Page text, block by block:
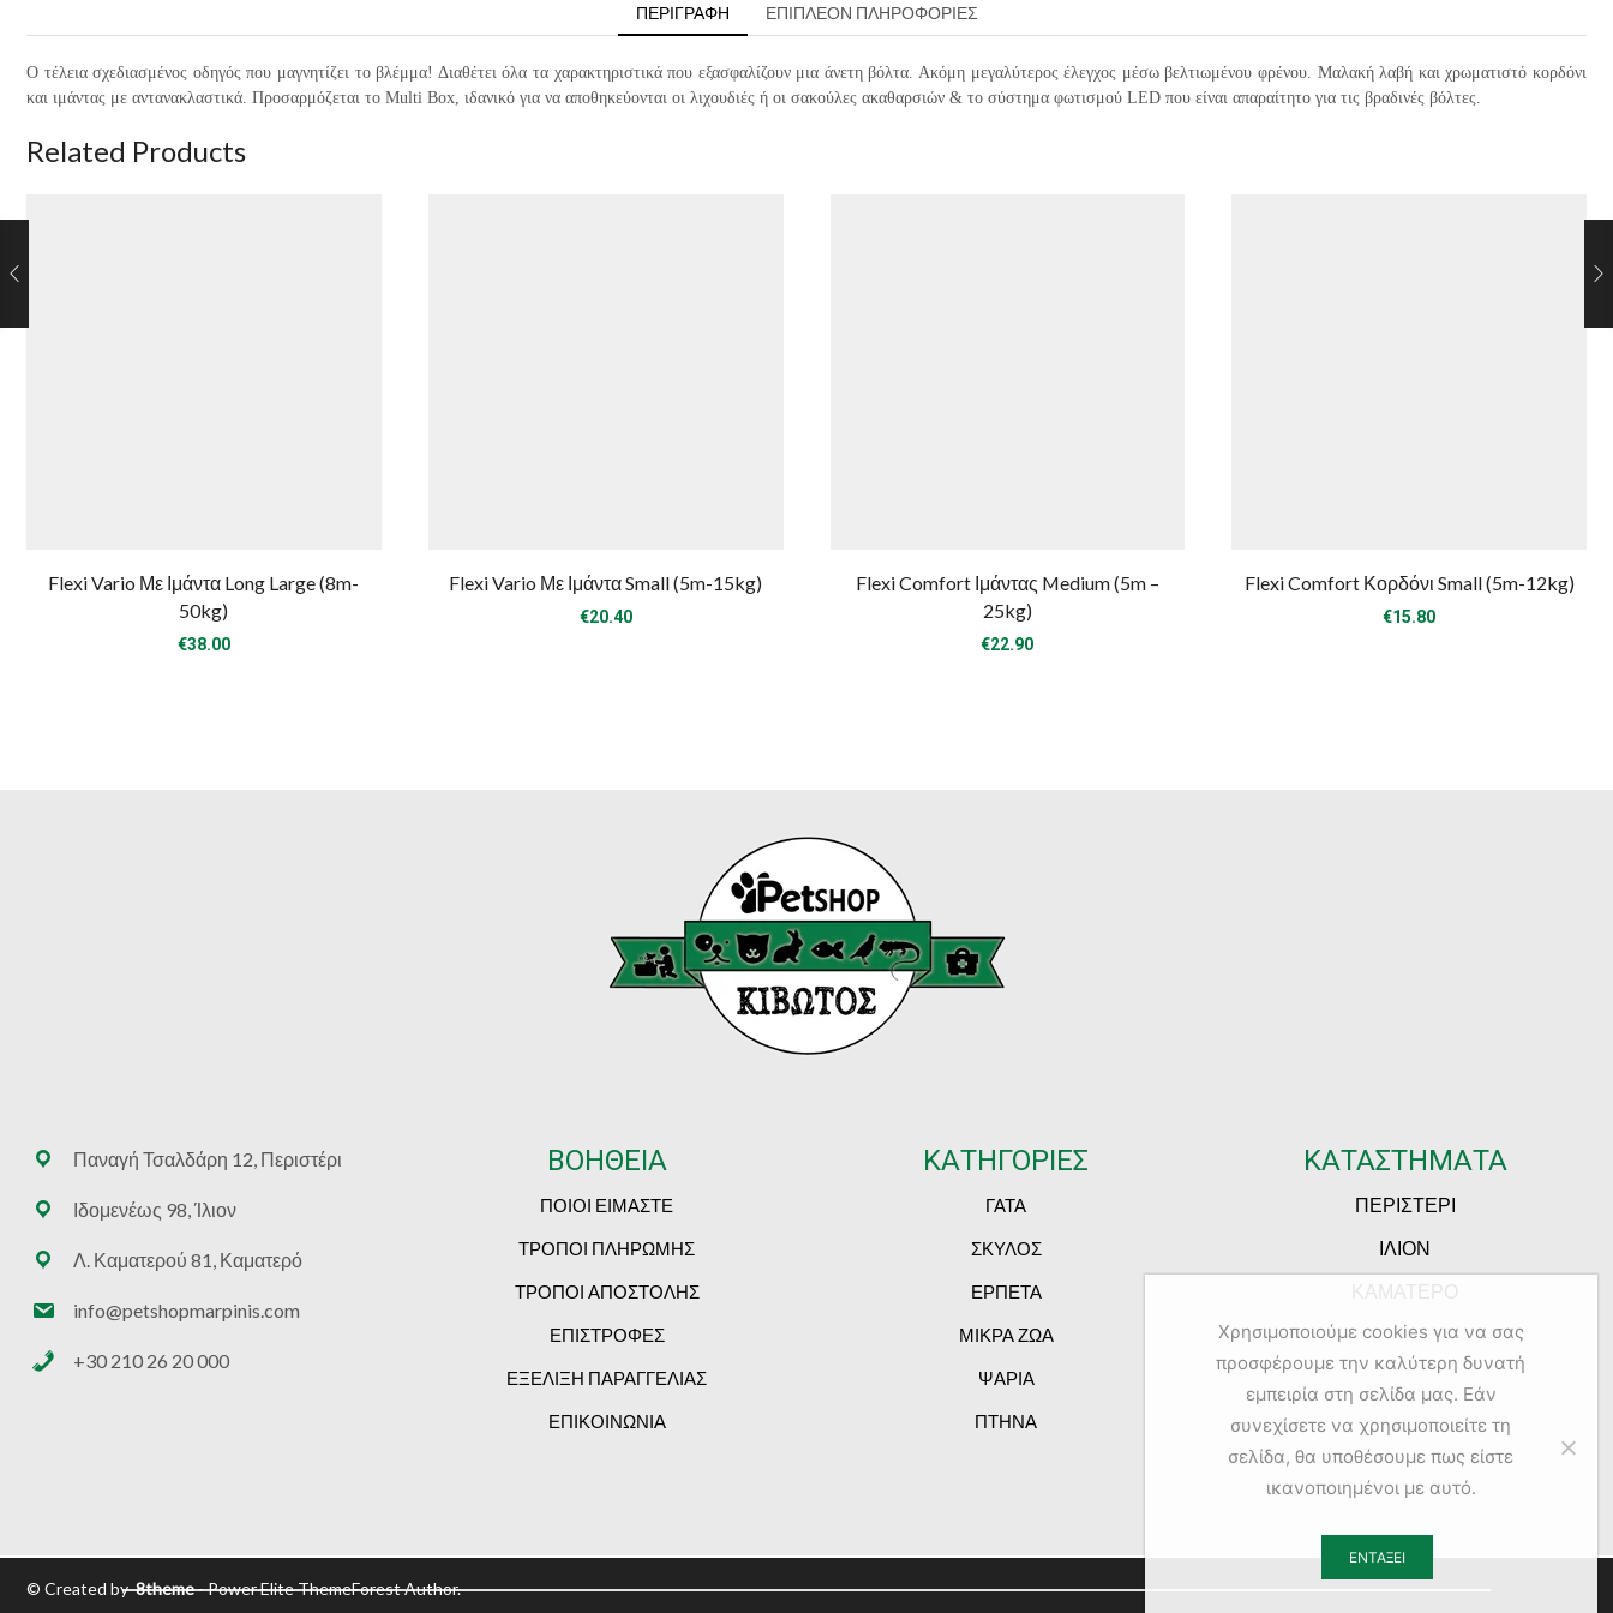
ΠΕΡΙΓΡΑΦΉ ΕΠΙΠΛΈΟΝ ΠΛΗΡΟΦΟΡΊΕΣ
Ο τέλεια σχεδιασμένος οδηγός που μαγνητίζει το βλέμμα! Διαθέτει όλα τα χαρακτηριστικά που εξασφαλίζουν μια άνετη βόλτα. Ακόμη μεγαλύτερος έλεγχος μέσω βελτιωμένου φρένου. Μαλακή λαβή και χρωματιστό κορδόνι
και ιμάντας με αντανακλαστικά. Προσαρμόζεται το Multi Box, ιδανικό για να αποθηκεύονται οι λιχουδιές ή οι σακούλες ακαθαρσιών & το σύστημα φωτισμού LED που είναι απαραίτητο για τις βραδινές βόλτες.
Related Products
Flexi Vario Με Ιμάντα Long Large (8m-
50kg)
€38.00
Flexi Vario Με Ιμάντα Small (5m-15kg)
€20.40
Flexi Comfort Ιμάντας Medium (5m –
25kg)
€22.90
Flexi Comfort Κορδόνι Small (5m-12kg)
€15.80
Παναγή Τσαλδάρη 12, Περιστέρι
Ιδομενέως 98, Ίλιον
Λ. Καματερού 81, Καματερό
info@petshopmarpinis.com
+30 210 26 20 000
ΒΟΗΘΕΙΑ
ΠΟΙΟΙ ΕΙΜΑΣΤΕ
ΤΡΟΠΟΙ ΠΛΗΡΩΜΗΣ
ΤΡΟΠΟΙ ΑΠΟΣΤΟΛΗΣ
ΕΠΙΣΤΡΟΦΕΣ
ΕΞΕΛΙΞΗ ΠΑΡΑΓΓΕΛΙΑΣ
ΕΠΙΚΟΙΝΩΝΙΑ
ΚΑΤΗΓΟΡΙΕΣ
ΓΑΤΑ
ΣΚΥΛΟΣ
ΕΡΠΕΤΑ
ΜΙΚΡΑ ΖΩΑ
ΨΑΡΙΑ
ΠΤΗΝΑ
ΚΑΤΑΣΤΗΜΑΤΑ
ΠΕΡΙΣΤΕΡΙ
ΙΛΙΟΝ
© Created by8theme- Power Elite ThemeForest Author.
Χρησιμοποιούμε cookies για να σας
προσφέρουμε την καλύτερη δυνατή
εμπειρία στη σελίδα μας. Εάν
συνεχίσετε να χρησιμοποιείτε τη
σελίδα, θα υποθέσουμε πως είστε
ικανοποιημένοι με αυτό.
ΕΝΤΆΞΕΙ